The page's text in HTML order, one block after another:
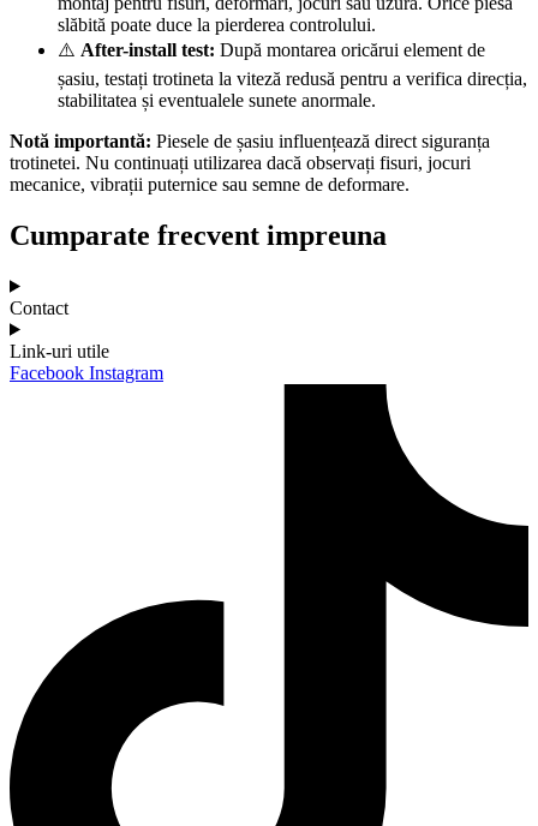
slăbită poate duce la pierderea controlului.
⚠️ After-install test: După montarea oricărui element de
șasiu, testați trotineta la viteză redusă pentru a verifica direcția,
stabilitatea și eventualele sunete anormale.
Notă importantă: Piesele de șasiu influențează direct siguranța
trotinetei. Nu continuați utilizarea dacă observați fisuri, jocuri
mecanice, vibrații puternice sau semne de deformare.
Cumparate frecvent impreuna
Contact
Link-uri utile
Facebook Instagram